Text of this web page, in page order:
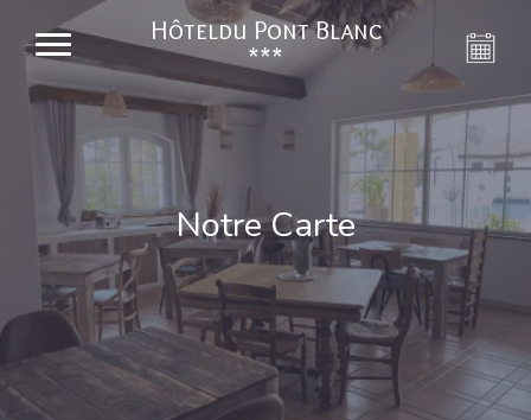
Hôteldu Pont Blanc
***
Notre Carte